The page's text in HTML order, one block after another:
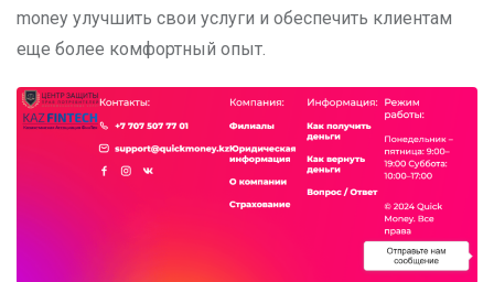
money улучшить свои услуги и обеспечить клиентам
еще более комфортный опыт.